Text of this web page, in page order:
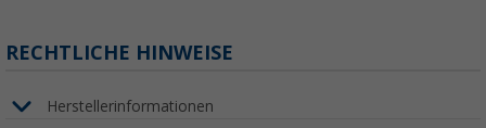
RECHTLICHE HINWEISE
Herstellerinformationen